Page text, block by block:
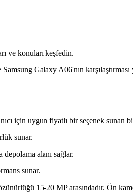
ve konuları keşfedin.
Galaxy A06'nın
için uygun fiyatlı bir seçenek sunan
sunar.
depolama alanı sağlar.
sunar.
15-20 MP arasındadır. Ön